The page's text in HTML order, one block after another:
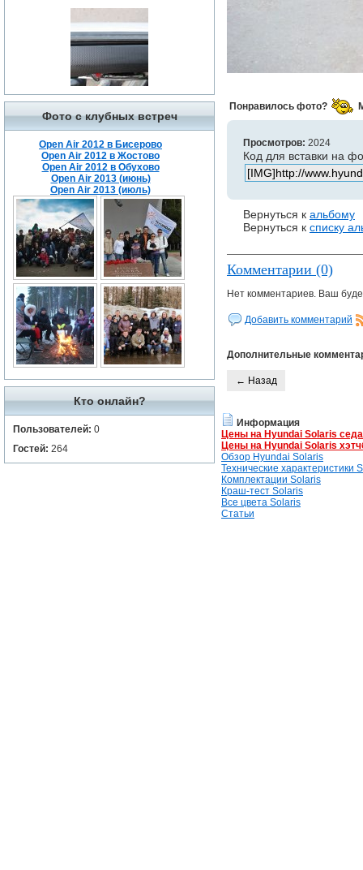
Фото с клубных встреч
Open Air 2012 в Бисерово
Open Air 2012 в Жостово
Open Air 2012 в Обухово
Open Air 2013 (июнь)
Open Air 2013 (июль)
Кто онлайн?
Пользователей: 0
Гостей: 264
Понравилось фото?
Просмотров: 2024
Код для вставки на
Вернуться к альбому
Вернуться к списку
Комментарии (0)
Нет комментариев. Ваш
Добавить комментарий
Дополнительные
← Назад
Информация
Цены на Hyundai Solaris
Цены на Hyundai Solaris
Обзор Hyundai Solaris
Технические характеристики
Комплектации Solaris
Краш-тест Solaris
Все цвета Solaris
Статьи